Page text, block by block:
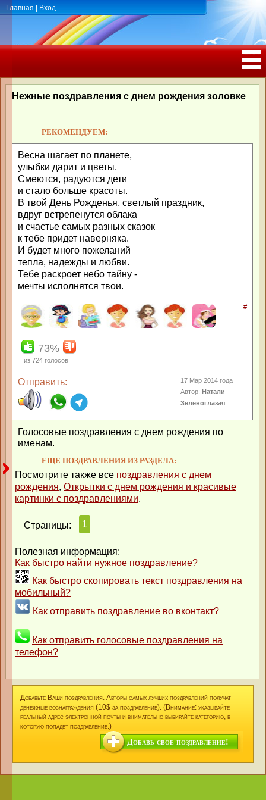
Главная Вход
РОЖДЕНИЯ, ЮБИЛЕЕМ
Нежные поздравления с днем рождения золовке
РЕКОМЕНДУЕМ:
Весна шагает по планете,
улыбки дарит и цветы.
Смеются, радуются дети
и стало больше красоты.
В твой День Рожденья, светлый праздник,
вдруг встрепенутся облака
и счастье самых разных сказок
к тебе придет наверняка.
И будет много пожеланий
тепла, надежды и любви.
Тебе раскроет небо тайну -
мечты исполнятся твои.
#
73%
из 724 голосов
Отправить:
17 Мар 2014 года
Автор:Натали
Зеленоглазая
Голосовые поздравления с днем рождения по
именам.
ЕЩЕ ПОЗДРАВЛЕНИЯ ИЗ РАЗДЕЛА:
Посмотрите также все поздравления с днем
рождения, Открытки с днем рождения и красивые
картинки с поздравлениями.
Страницы: 1
Полезная информация:
Как быстро найти нужное поздравление?
Как быстро скопировать текст поздравления на
мобильный?
Как отправить поздравление во вконтакт?
Как отправить голосовые поздравления на
телефон?
Добавьте Ваши поздравления. Авторы самых лучших поздравлений получат
денежные вознаграждения (10$ за поздравление). (Внимание: указывайте
реальный адрес электронной почты и внимательно выбирайте категорию, в
которую попадет поздравление.)
Добавь свое поздравление!